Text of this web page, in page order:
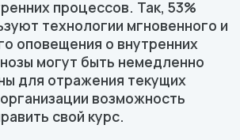
процессов. Так, 53%
технологии мгновенного и
оповещения о внутренних
могут быть немедленно
для отражения текущих
возможность
свой курс.